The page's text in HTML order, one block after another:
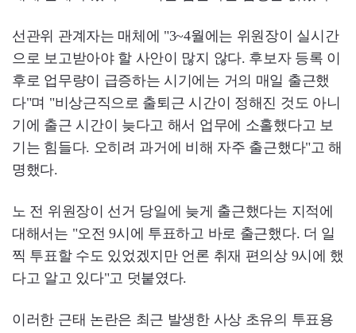
선관위 관계자는 매체에 "3~4월에는 위원장이 실시간
으로 보고받아야 할 사안이 많지 않다. 후보자 등록 이
후로 업무량이 급증하는 시기에는 거의 매일 출근했
다"며 "비상근직으로 출퇴근 시간이 정해진 것도 아니
기에 출근 시간이 늦다고 해서 업무에 소홀했다고 보
기는 힘들다. 오히려 과거에 비해 자주 출근했다"고 해
명했다.
노 전 위원장이 선거 당일에 늦게 출근했다는 지적에
대해서는 "오전 9시에 투표하고 바로 출근했다. 더 일
찍 투표할 수도 있었겠지만 언론 취재 편의상 9시에 했
다고 알고 있다"고 덧붙였다.
이러한 근태 논란은 최근 발생한 사상 초유의 투표용